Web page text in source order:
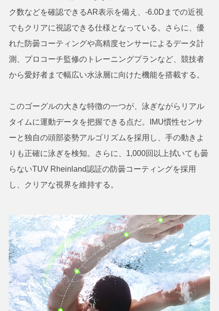
ク数などを確認できるAR表示を備え、-6.0Dまでの近視
でもクリアに視認できる仕様となっている。さらに、優
れた防曇コーティングや高精度センサーによるデータ計
測、プロコーチ監修のトレーニングプランなど、競技者
から愛好者まで幅広い水泳層に向けた機能を搭載する。
このゴーグルの大きな特徴の一つが、泳ぎながらリアル
タイムに運動データを把握できる点だ。IMU慣性センサ
ーと独自の頭部姿勢アルゴリズムを採用し、手の動きよ
りも正確に泳ぎを検知。さらに、1,000回以上拭いても曇
らないTUV Rheinland認証の防曇コーティングを採用
し、クリアな視界を維持する。